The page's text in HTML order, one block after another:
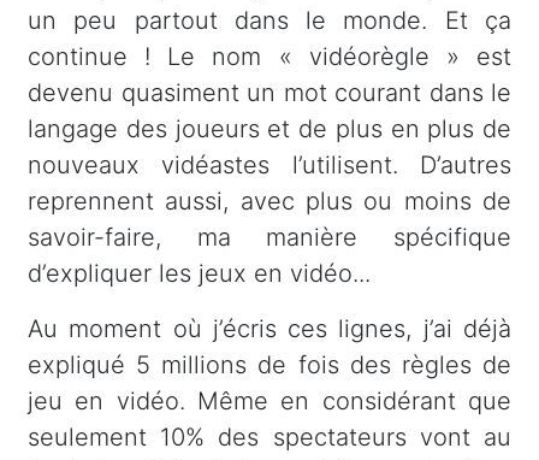
un peu partout dans le monde. Et ça
continue ! Le nom « vidéorègle » est
devenu quasiment un mot courant dans le
langage des joueurs et de plus en plus de
nouveaux vidéastes l’utilisent. D’autres
reprennent aussi, avec plus ou moins de
savoir-faire, ma manière spécifique
d’expliquer les jeux en vidéo...
Au moment où j’écris ces lignes, j’ai déjà
expliqué 5 millions de fois des règles de
jeu en vidéo. Même en considérant que
seulement 10% des spectateurs vont au